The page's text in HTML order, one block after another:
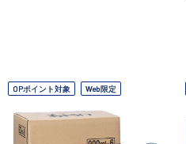
OPポイント対象 Web限定